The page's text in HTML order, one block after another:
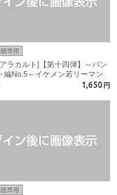
専用
ラカルト]【第十四弾】～パン
編No.5～イケメン若リーマン
りのモテ男！！
1,650 円
専用